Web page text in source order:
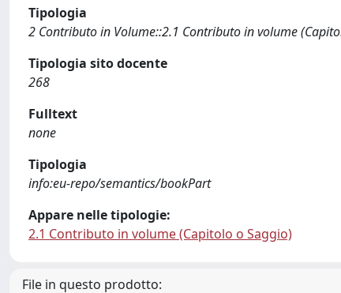
Tipologia
2 Contributo in Volume::2.1 Contributo in volume
Tipologia sito docente
268
Fulltext
none
Tipologia
info:eu-repo/semantics/bookPart
Appare nelle tipologie:
2.1 Contributo in volume (Capitolo o Saggio)
File in questo prodotto: